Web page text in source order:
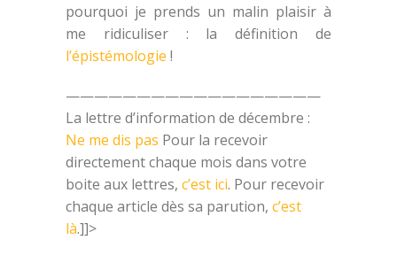
pourquoi je prends un malin plaisir à
me ridiculiser : la définition de
l’épistémologie !
——————————————————
La lettre d’information de décembre :
Ne me dis pas Pour la recevoir
directement chaque mois dans votre
boite aux lettres, c’est ici. Pour recevoir
chaque article dès sa parution, c’est
là.]]>